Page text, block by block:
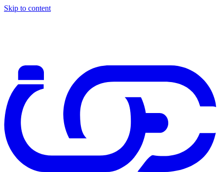
Skip to content